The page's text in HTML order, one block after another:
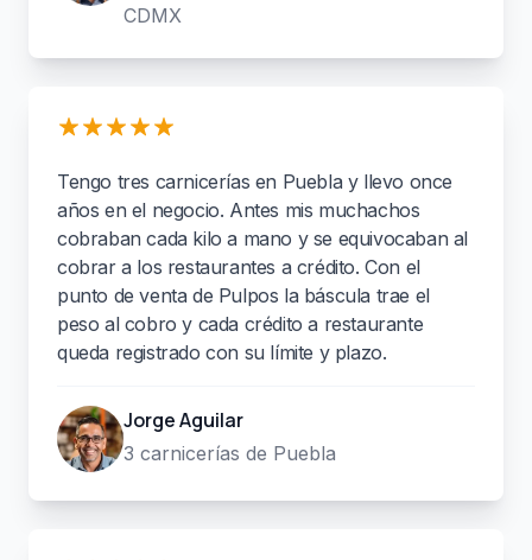
CDMX
Tengo tres carnicerías en Puebla y llevo once
años en el negocio. Antes mis muchachos
cobraban cada kilo a mano y se equivocaban al
cobrar a los restaurantes a crédito. Con el
punto de venta de Pulpos la báscula trae el
peso al cobro y cada crédito a restaurante
queda registrado con su límite y plazo.
Jorge Aguilar
3 carnicerías de Puebla